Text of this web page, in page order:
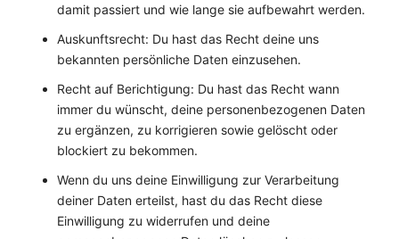
damit passiert und wie lange sie aufbewahrt werden.
Auskunftsrecht: Du hast das Recht deine uns
bekannten persönliche Daten einzusehen.
Recht auf Berichtigung: Du hast das Recht wann
immer du wünscht, deine personenbezogenen Daten
zu ergänzen, zu korrigieren sowie gelöscht oder
blockiert zu bekommen.
Wenn du uns deine Einwilligung zur Verarbeitung
deiner Daten erteilst, hast du das Recht diese
Einwilligung zu widerrufen und deine